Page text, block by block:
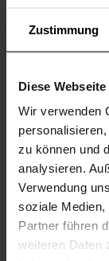
Zustimmung
Diese
Wir verwenden
zu können und
analysieren.
Verwendung
soziale Medien,
Partner führen
weiteren Daten
Gärtnerei
Zschorlich,
Schulstr. 2b
02977
03571428386